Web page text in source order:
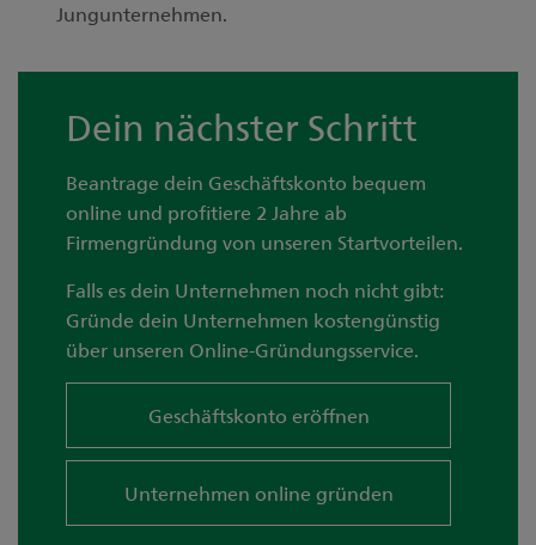
Jungunternehmen.
Dein nächster Schritt
Beantrage dein Geschäftskonto bequem
online und profitiere 2 Jahre ab
Firmengründung von unseren Startvorteilen.
Falls es dein Unternehmen noch nicht gibt:
Gründe dein Unternehmen kostengünstig
über unseren Online-Gründungsservice.
Geschäftskonto eröffnen
Unternehmen online gründen